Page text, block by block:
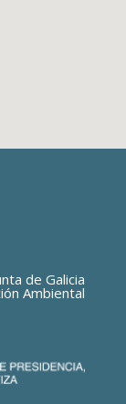
de Galicia
Ambiental